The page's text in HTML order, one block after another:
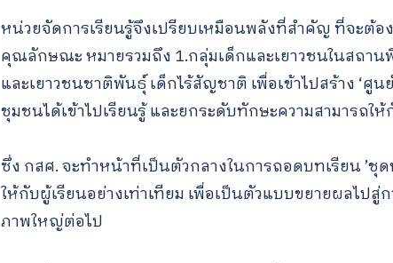
หน่วยจัดการเรียนรู้จึงเปรียบเหมือนพลังที่สำคัญ ที่จะต้
คุณลักษณะ หมายรวมถึง 1.กลุ่มเด็กและเยาวชนในสถา
และเยาวชนชาติพันธุ์ เด็กไร้สัญชาติ เพื่อเข้าไปสร้าง ‘
ชุมชนได้เข้าไปเรียนรู้ และยกระดับทักษะความสามารถใ
ซึ่ง กสศ. จะทำหน้าที่เป็นตัวกลางในการถอดบทเรียน ’ชุ
ให้กับผู้เรียนอย่างเท่าเทียม เพื่อเป็นตัวแบบขยายผลไปสู่
ภาพใหญ่ต่อไป